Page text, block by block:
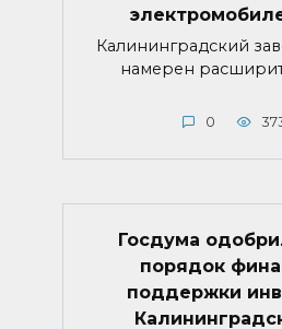
Калининградский
намерен
0
Госдума
порядок
поддержки